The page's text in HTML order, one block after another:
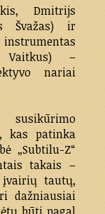
Dmitrijs
Švažas) ir
Vaitkus) –
nariai
kas patinka
„Subtilu-Z“
takais –
įvairių tautų,
dažniausiai